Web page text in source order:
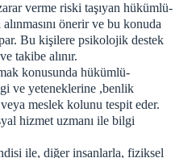
verme riski taşıyan hükümlü-
önerir ve bu konuda
Bu kişilere psikolojik destek
takibe alınır.
konusunda hükümlü-
ve yeteneklerine ,benlik
meslek kolunu tespit eder.
hizmet uzmanı ile bilgi
ile, diğer insanlarla, fiziksel